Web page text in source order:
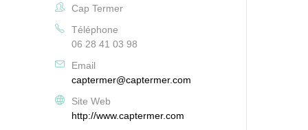
Cap Termer
Téléphone
06 28 41 03 98
Email
captermer@captermer.com
Site Web
http://www.captermer.com